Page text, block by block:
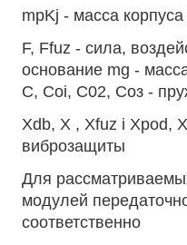
mpKj - масса
F, Ffuz - сила,
основание mg -
С, Coi, С02, Соз -
Xdb, X , Xfuz i Xpod,
виброзащиты
Для
модулей
соответственно